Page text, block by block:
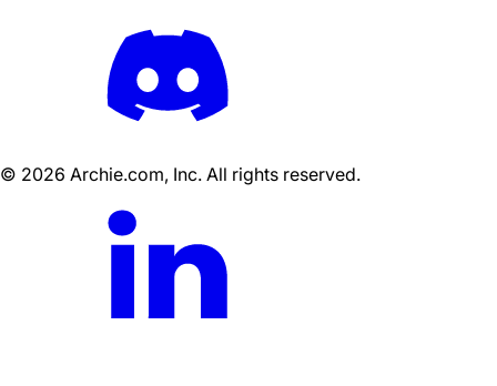
© 2026 Archie.com, Inc. All rights reserved.